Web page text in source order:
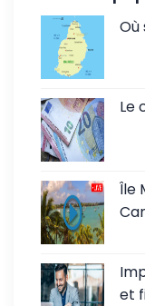
Où
Le
Île
et